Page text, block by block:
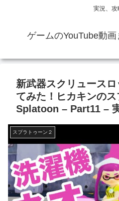
実況、攻
ゲームのYouTube動画
新武器スクリュース
てみた！ヒカキンの
Splatoon – Part11 –
スプラトゥーン２